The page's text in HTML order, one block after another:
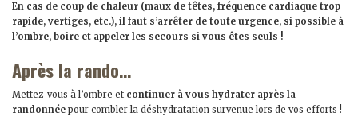
En cas de coup de chaleur (maux de têtes, fréquence cardiaque trop
rapide, vertiges, etc.), il faut s’arrêter de toute urgence, si possible à
l’ombre, boire et appeler les secours si vous êtes seuls !
Après la rando…
Mettez-vous à l’ombre et continuer à vous hydrater après la
randonnée pour combler la déshydratation survenue lors de vos efforts !